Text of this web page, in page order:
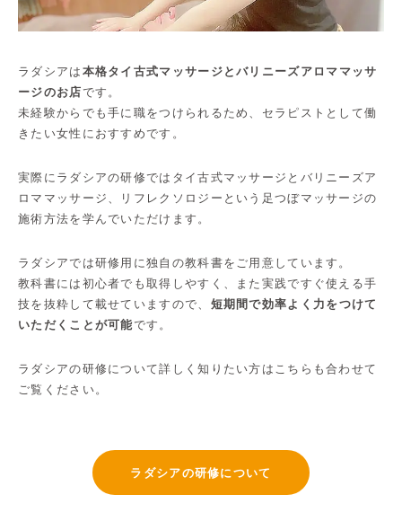
ラダシアは 本格タイ古式マッサージとバリニーズアロママッサ
ージのお店です。
未経験からでも手に職をつけられるため、セラピストとして働
きたい女性におすすめです。
実際にラダシアの研修ではタイ古式マッサージとバリニーズア
ロママッサージ、リフレクソロジーという足つぼマッサージの
施術方法を学んでいただけます。
ラダシアでは研修用に独自の教科書をご用意しています。
教科書には初心者でも取得しやすく、また実践ですぐ使える手
技を抜粋して載せていますので、 短期間で効率よく力をつけて
いただくことが可能です。
ラダシアの研修について詳しく知りたい方はこちらも合わせて
ご覧ください。
ラダシアの研修について